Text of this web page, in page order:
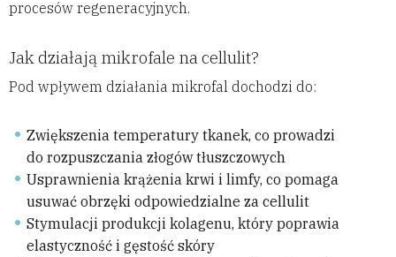
procesów regeneracyjnych.
Jak działają mikrofale na cellulit?
Pod wpływem działania mikrofal dochodzi do:
Zwiększenia temperatury tkanek, co prowadzi
do rozpuszczania złogów tłuszczowych
Usprawnienia krążenia krwi i limfy, co pomaga
usuwać obrzęki odpowiedzialne za cellulit
Stymulacji produkcji kolagenu, który poprawia
elastyczność i gęstość skóry